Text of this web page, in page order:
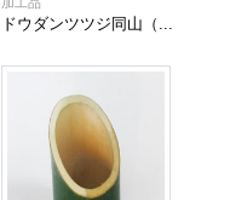
ドウダンツツジ同山（...